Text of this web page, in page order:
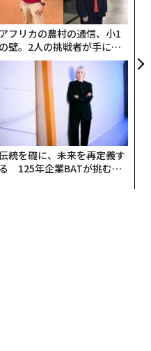
アフリカの農村の通信、小1
の壁。2人の挑戦者が手にし
「次なる武器」
統を礎に、未来を再定義す
る 125年企業BATが挑むス